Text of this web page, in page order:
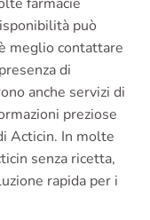
può
meglio contattare
di
anche servizi di
preziose
Acticin. In molte
senza ricetta,
rapida per i